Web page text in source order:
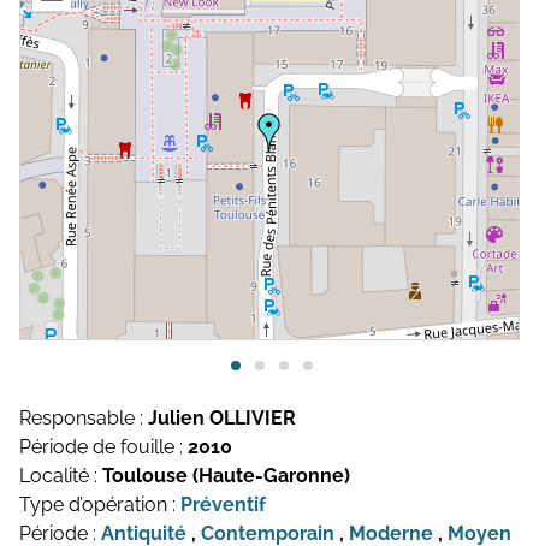
Topographie et Photogrammétrie
Drones
Inventaires du patrimoine
Systèmes d’information géographique
HArpage
La formation QGIS
Études du mobilier
Études géoarchéologiques
Communication et Valorisation
Publications de l’équipe
Responsable : Julien OLLIVIER
Période de fouille : 2010
Localité : Toulouse (Haute-Garonne)
Type d’opération : Préventif
Période : Antiquité , Contemporain , Moderne , Moyen